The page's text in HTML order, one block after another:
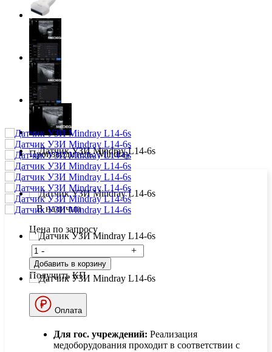
Производитель:Mindray
В наличии
Цена по запросу
- +
Добавить в корзину
Получить КП
Оплата
Для гос. учреждений: Реализация
медоборудования проходит в соответствии с